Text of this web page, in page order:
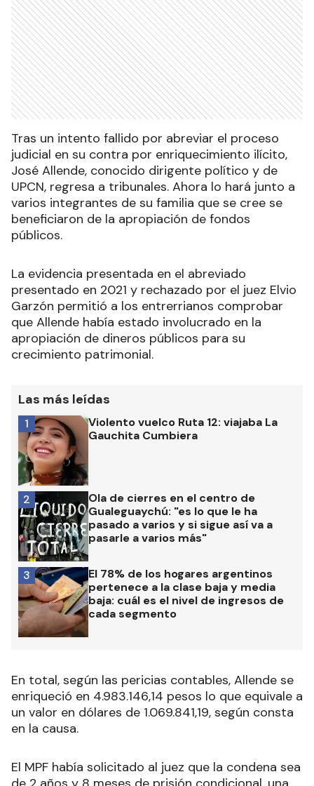
Tras un intento fallido por abreviar el proceso
judicial en su contra por enriquecimiento ilícito,
José Allende, conocido dirigente político y de
UPCN, regresa a tribunales. Ahora lo hará junto a
varios integrantes de su familia que se cree se
beneficiaron de la apropiación de fondos
públicos.
La evidencia presentada en el abreviado
presentado en 2021 y rechazado por el juez Elvio
Garzón permitió a los entrerrianos comprobar
que Allende había estado involucrado en la
apropiación de dineros públicos para su
crecimiento patrimonial.
Las más leídas
Violento vuelco Ruta 12: viajaba La
Gauchita Cumbiera
1
Ola de cierres en el centro de
Gualeguaychú: "es lo que le ha
pasado a varios y si sigue así va a
pasarle a varios más"
2
El 78% de los hogares argentinos
pertenece a la clase baja y media
baja: cuál es el nivel de ingresos de
cada segmento
3
En total, según las pericias contables, Allende se
enriqueció en 4.983.146,14 pesos lo que equivale a
un valor en dólares de 1.069.841,19, según consta
en la causa.
El MPF había solicitado al juez que la condena sea